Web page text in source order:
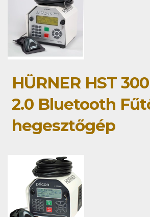
HÜRNER HST
2.0 Bluetooth
hegesztőgép